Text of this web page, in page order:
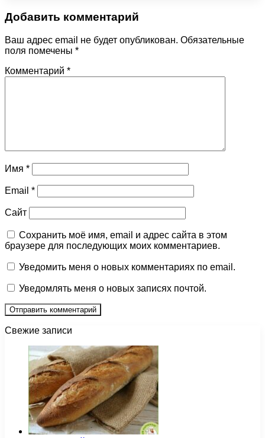
Добавить комментарий
Ваш адрес email не будет опубликован. Обязательные
поля помечены *
Комментарий *
Имя *
Email *
Сайт
Сохранить моё имя, email и адрес сайта в этом
браузере для последующих моих комментариев.
Уведомить меня о новых комментариях по email.
Уведомлять меня о новых записях почтой.
Свежие записи